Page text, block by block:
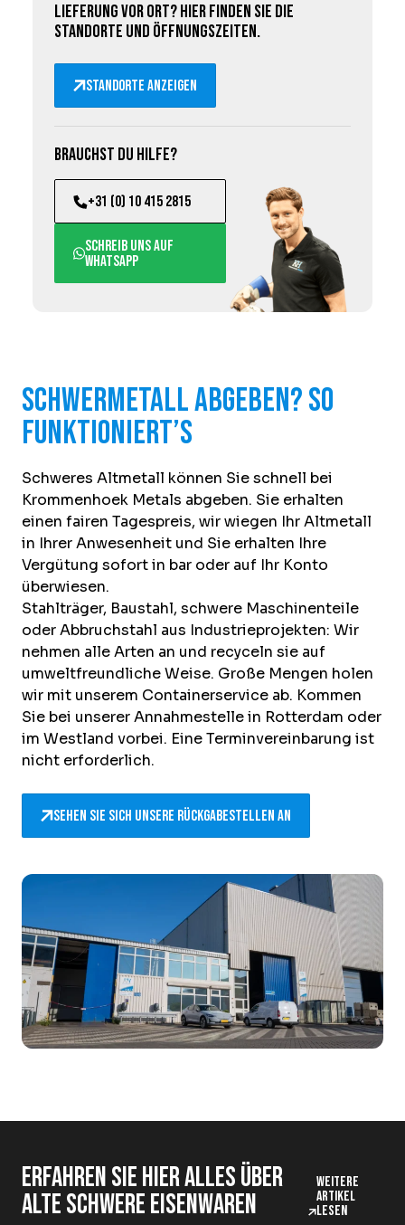
Lieferung vor Ort? Hier finden Sie die
Standorte und Öffnungszeiten.
Standorte anzeigen
Brauchst du Hilfe?
+31 (0) 10 415 2815
Schreib uns auf
WhatsApp
Schwermetall abgeben? So
funktioniert’s
Schweres Altmetall können Sie schnell bei
Krommenhoek Metals abgeben. Sie erhalten
einen fairen Tagespreis, wir wiegen Ihr Altmetall
in Ihrer Anwesenheit und Sie erhalten Ihre
Vergütung sofort in bar oder auf Ihr Konto
überwiesen.
Stahlträger, Baustahl, schwere Maschinenteile
oder Abbruchstahl aus Industrieprojekten: Wir
nehmen alle Arten an und recyceln sie auf
umweltfreundliche Weise. Große Mengen holen
wir mit unserem Containerservice ab. Kommen
Sie bei unserer Annahmestelle in Rotterdam oder
im Westland vorbei. Eine Terminvereinbarung ist
nicht erforderlich.
Sehen Sie sich unsere Rückgabestellen an
Erfahren Sie hier alles über
alte schwere Eisenwaren
Weitere
Artikel
lesen